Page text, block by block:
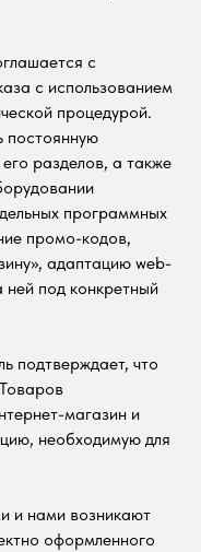
с
с использованием
процедурой.
постоянную
разделов, а также
программных
промо-кодов,
адаптацию web-
под конкретный
подтверждает, что
магазин и
необходимую для
и нами возникают
оформленного